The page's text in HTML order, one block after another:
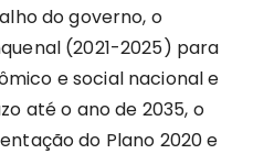
do governo, o
(2021-2025) para
e social nacional e
até o ano de 2035, o
do Plano 2020 e